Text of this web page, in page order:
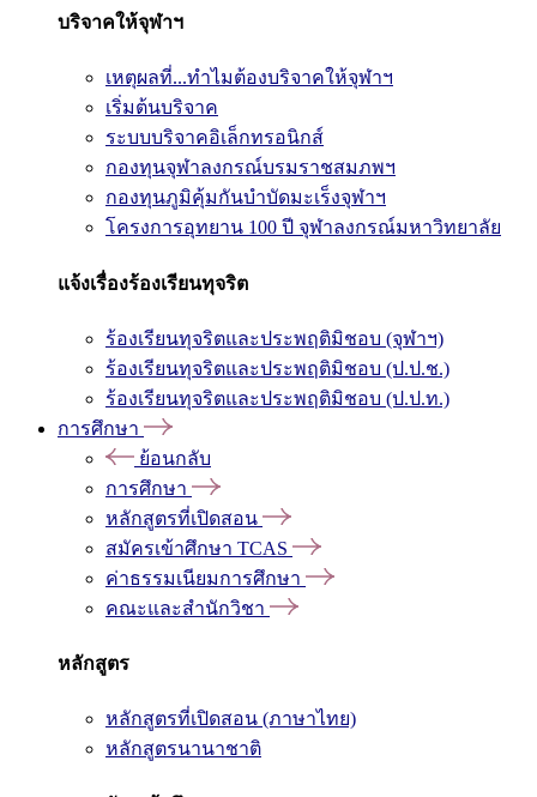
บริจาคให้จุฬาฯ
เหตุผลที่...ทำไมต้องบริจาคให้จุฬาฯ
เริ่มต้นบริจาค
ระบบบริจาคอิเล็กทรอนิกส์
กองทุนจุฬาลงกรณ์บรมราชสมภพฯ
กองทุนภูมิคุ้มกันบำบัดมะเร็งจุฬาฯ
โครงการอุทยาน 100 ปี จุฬาลงกรณ์มหาวิทยาลัย
แจ้งเรื่องร้องเรียนทุจริต
ร้องเรียนทุจริตและประพฤติมิชอบ (จุฬาฯ)
ร้องเรียนทุจริตและประพฤติมิชอบ (ป.ป.ช.)
ร้องเรียนทุจริตและประพฤติมิชอบ (ป.ป.ท.)
การศึกษา
ย้อนกลับ
การศึกษา
หลักสูตรที่เปิดสอน
สมัครเข้าศึกษา TCAS
ค่าธรรมเนียมการศึกษา
คณะและสำนักวิชา
หลักสูตร
หลักสูตรที่เปิดสอน (ภาษาไทย)
หลักสูตรนานาชาติ